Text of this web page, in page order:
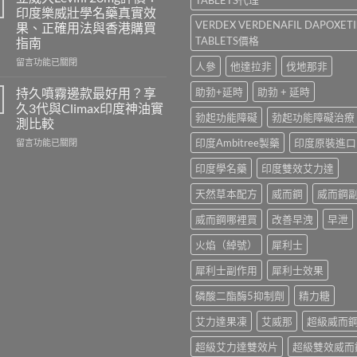
100、
Kamagra
與
Kamagra
Oral
全
面
比
較〉
中
香
港
哪
裡
買？
利
士
學
名
藥
印度樂威壯學名藥真實效
果、正確用法與香港購買
指南
在
威
大
Levifil
20mg
評
留言功能已關閉
持久噴霧邊款最好用？享
久3代與Climax印度神油實
測比較
在
留言功能已關閉
VERDEX VERDENAFIL
TABLETS價格
人參
他達拉非
伐地那非
助勃+延時
助勃 + 延時
勃起功能障礙
勃起功能障礙治療
印度Ambitree製藥
印度原裝進口
印度學名藥
印度雙效艾力達
天然草本配方
威而鋼
威而鋼
威而鋼哪裡買
改善早洩
早泄
火焰（綽號）
犀利士
犀利士副作用
犀利士效果
磷酸二酯酶5抑制劑
精力糖
艾力達果凍
艾威那
超級威而鋼
超級艾力達雙效片
超級雙效威而